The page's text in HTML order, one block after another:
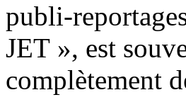
publi-
JET », est
complètement